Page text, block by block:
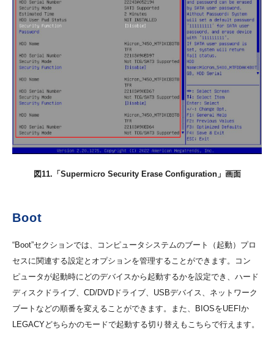
図11.「Supermicro Security Erase Configuration」画面
Boot
“Boot”セクションでは、コンピュータシステムのブート（起動）プロ
セスに関連する設定とオプションを管理することができます。コン
ピュータが起動時にどのデバイスから起動するかを設定でき、ハード
ディスクドライブ、CD/DVDドライブ、USBデバイス、ネットワーク
ブートなどの順番を変えることができます。また、BIOSをUEFIか
LEGACYどちらかのモードで起動する切り替えもこちらで行えます。